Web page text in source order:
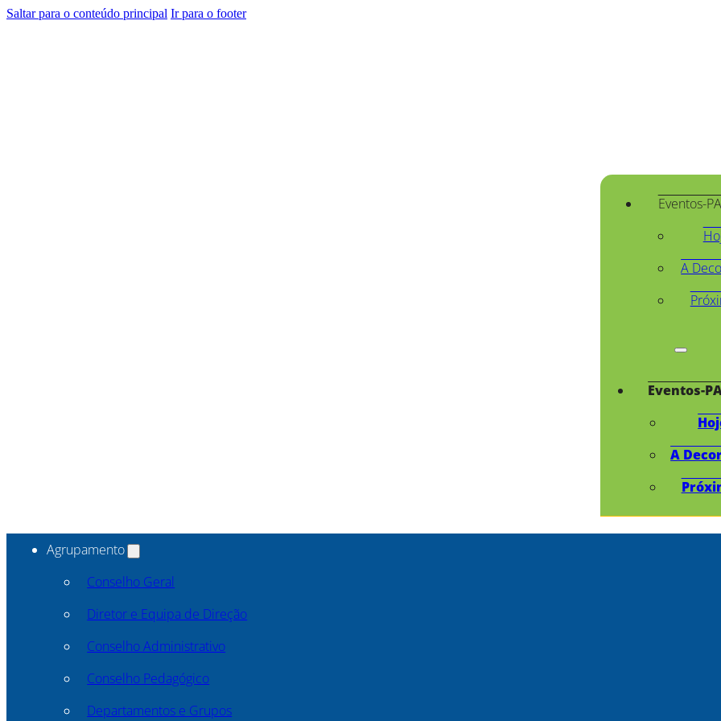
Saltar para o conteúdo principal Ir para o footer
Eventos-
A
Eventos-
A
Agrupamento
Conselho Geral
Diretor e Equipa de Direção
Conselho Administrativo
Conselho Pedagógico
Departamentos e Grupos